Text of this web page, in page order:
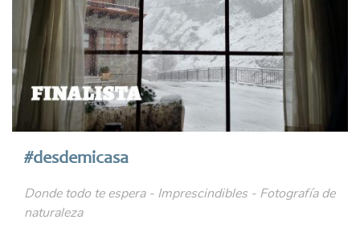
#desdemicasa
Donde todo te espera - Imprescindibles - Fotografía de
naturaleza